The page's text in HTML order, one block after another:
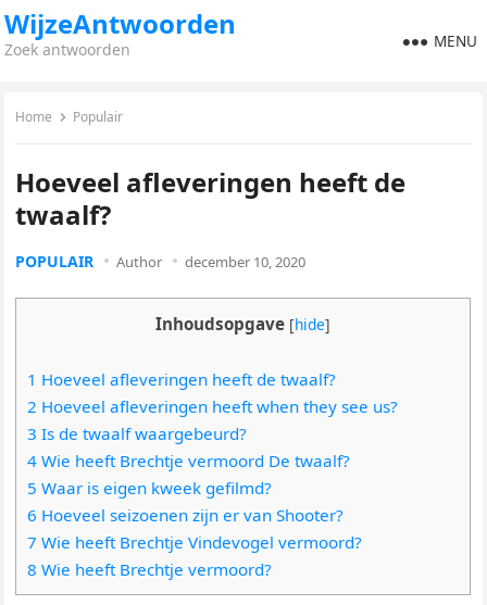
WijzeAntwoorden
Zoek antwoorden MENU
Home Populair
Hoeveel afleveringen heeft de
twaalf?
POPULAIR Author december 10, 2020
Inhoudsopgave [hide]
1 Hoeveel afleveringen heeft de twaalf?
2 Hoeveel afleveringen heeft when they see us?
3 Is de twaalf waargebeurd?
4 Wie heeft Brechtje vermoord De twaalf?
5 Waar is eigen kweek gefilmd?
6 Hoeveel seizoenen zijn er van Shooter?
7 Wie heeft Brechtje Vindevogel vermoord?
8 Wie heeft Brechtje vermoord?